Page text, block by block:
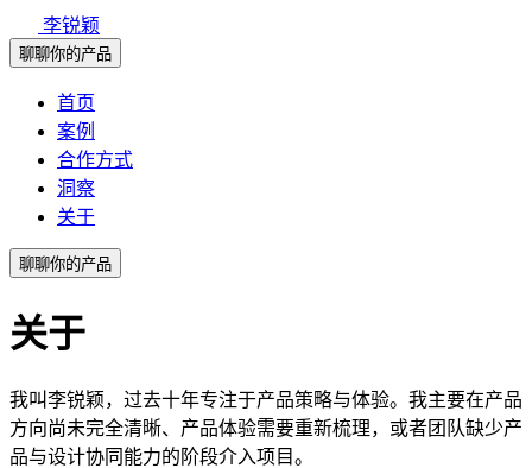
李锐颖
聊聊你的产品
首页
案例
合作方式
洞察
关于
聊聊你的产品
关于
我叫李锐颖，过去十年专注于产品策略与体验。我主要在产品
方向尚未完全清晰、产品体验需要重新梳理，或者团队缺少产
品与设计协同能力的阶段介入项目。